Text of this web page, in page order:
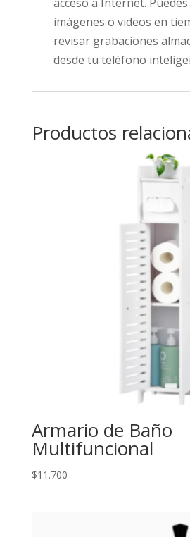
imágenes o videos en
revisar grabaciones
desde tu teléfono
Productos
Armario de Baño
Multifuncional
$11.700